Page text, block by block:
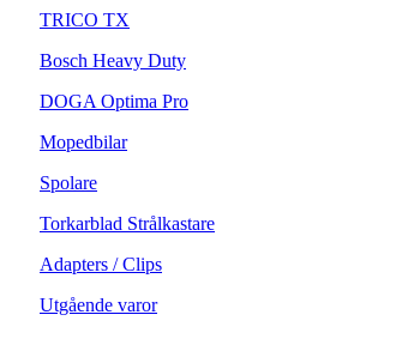
TRICO TX
Bosch Heavy Duty
DOGA Optima Pro
Mopedbilar
Spolare
Torkarblad Strålkastare
Adapters / Clips
Utgående varor